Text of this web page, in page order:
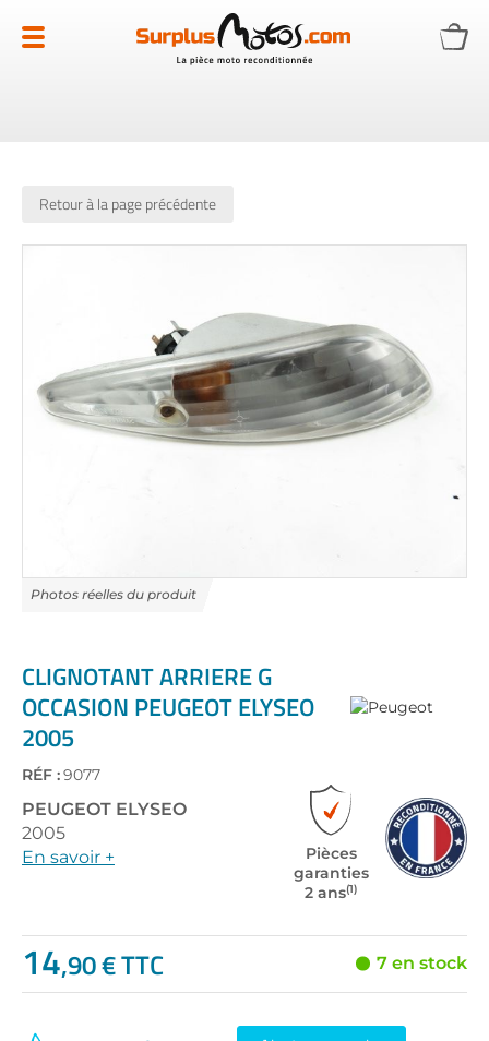
au
contenu
Retour à la page précédente
images
gallery
the
beginning
of
the
images
gallery
CLIGNOTANT ARRIERE G
OCCASION PEUGEOT ELYSEO
2005
RÉF :9077
PEUGEOT ELYSEO
2005
En savoir +
Pièces
garanties
2 ans(1)
14,90 € TTC 7 en stock